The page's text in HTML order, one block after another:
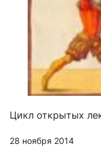
Цикл открытых
28 ноября 2014